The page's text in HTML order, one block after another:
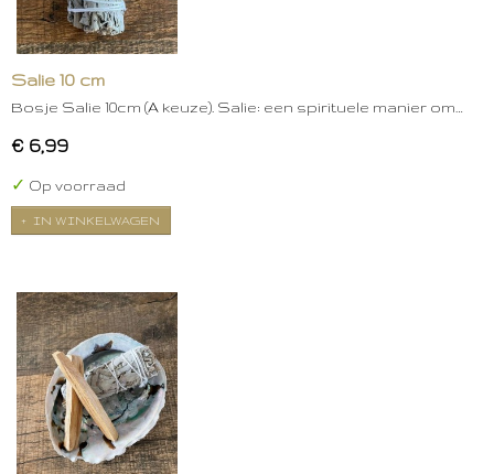
Salie 10 cm
Bosje Salie 10cm (A keuze). Salie: een spirituele manier om…
€ 6,99
✓ Op voorraad
IN WINKELWAGEN